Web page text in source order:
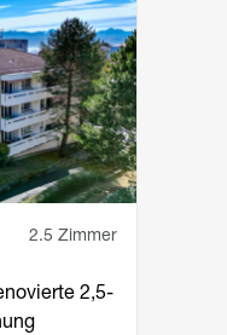
2.5 Zimmer
2,5-